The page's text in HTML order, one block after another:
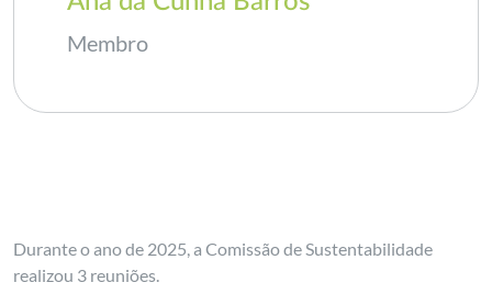
Membro
Durante o ano de 2025, a Comissão de Sustentabilidade
realizou 3 reuniões.